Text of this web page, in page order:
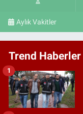
Aylık Vakitler
Trend Haberler
1